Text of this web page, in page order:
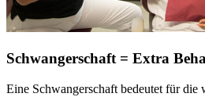
Schwangerschaft = Extra
Eine Schwangerschaft bedeutet für die